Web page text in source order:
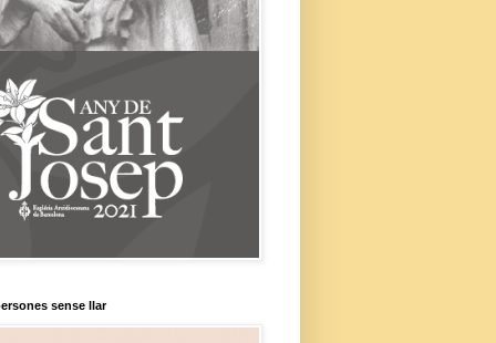
sense llar